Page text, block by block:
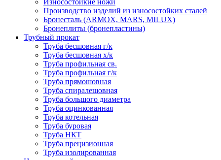
Износостойкие ножи
Производство изделий из износостойких сталей
Бронесталь (ARMOX, MARS, MILUX)
Бронеплиты (бронепластины)
Трубный прокат
Труба бесшовная г/к
Труба бесшовная х/к
Труба профильная св.
Труба профильная г/к
Труба прямошовная
Труба спиралешовная
Труба большого диаметра
Труба оцинкованная
Труба котельная
Труба буровая
Труба НКТ
Труба прецизионная
Труба изолированная